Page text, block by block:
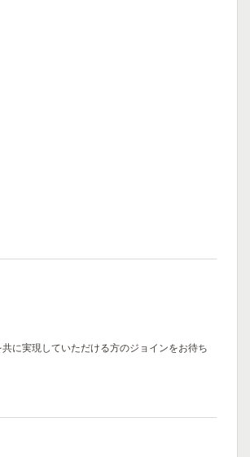
に実現していただける方のジョインをお待ち